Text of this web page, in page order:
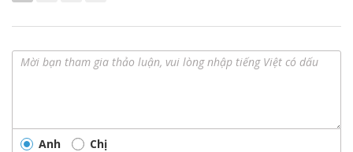
Lưu ý khi sử dụng
Anh Chị